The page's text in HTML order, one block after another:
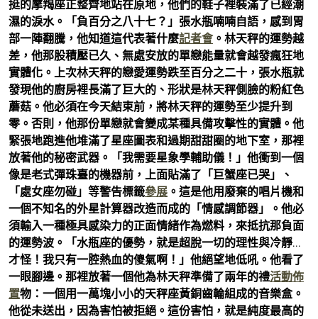
挺的摩羯座正整齊地站在原地，他們的鞋子裡裝滿了已經潮
濕的淚水。「負百分之八十七？」張水瓶喃喃自語，感到胃
部一陣翻騰，他知道這代表著什麼記者會。林天秤的運勢越
差，他那股積壓已久、無處安放的單戀能量就會越發瘋狂地
實體化。上次林天秤的戀愛運勢跌至百分之二十，張水瓶就
發現他的廚房裡長滿了巨大的、形狀是林天秤側臉的粉紅色
蘑菇。他必須在今天結束前，將林天秤的運勢至少提升到
零。否則，他那份單戀就會變成某種具備攻擊性的實體。他
緊張地跑進他堆滿了星座圖表和過期甜甜圈的地下室，那裡
放著他的秘密武器。「我需要星象學輔助儀！」他衝到一個
像是老式彈珠臺的機器前，上面貼滿了「巨蟹座已哭」、
「處女座勿碰」等警告標籤參展 。這是他用廢棄的唱片機和
一個不知名的外星計算器改造而成的「情感調節器」。他必
須輸入一種極具感染力的正面情緒作為燃料，來抵抗那負面
的運勢波。「水瓶座的優勢，就是超脫一切的理性與冷靜…
才怪！我只有一腔熱血的傻氣啊！」他絕望地低吼。他看了
一眼腳邊。那裡放著一個他為林天秤準備了兩年的禮活動佈
置物：一個用一萬塊小小的天秤座黃銅齒輪組成的音樂盒。
他從未送出，因為害怕被拒絕。這份害怕，就是純度最高的